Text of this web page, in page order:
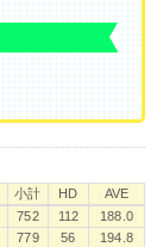
小計 HD
AVE
小計 HD AVE
752 112
188.0
779 56
194.8